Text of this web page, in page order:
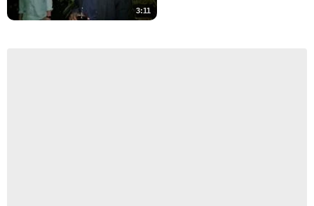
3:11